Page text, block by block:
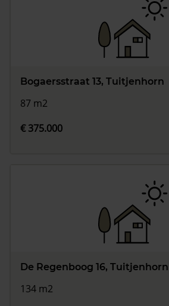
Bogaersstraat 13, Tuitjenhorn
87 m2
€ 375.000
De Regenboog 16, Tuitjenhorn
134 m2